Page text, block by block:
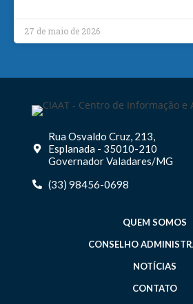
27 de maio de 2026
Rua Osvaldo Cruz, 213,
Esplanada - 35010-210
Governador Valadares/MG
(33) 98456-0698
QUEM SOMOS
CONSELHO
NOTÍCIAS
CONTATO